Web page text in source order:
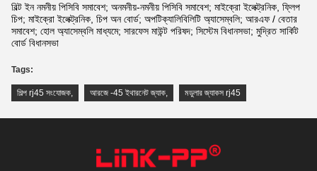
বিল্ট ইন নমনীয় পিসিবি সমাবেশ; অনমনীয়-নমনীয় পিসিবি সমাবেশ; মাইক্রো ইলেক্ট্রনিক, ফ্লিপ
চিপ; মাইক্রো ইলেক্ট্রনিক, চিপ অন বোর্ড; অপটিক্যালিবিলিটি অ্যাসেম্বলি; আরএফ / বেতার
সমাবেশ; হোল অ্যাসেম্বলি মাধ্যমে; সারফেস মাউন্ট পরিষদ; সিস্টেম বিধানসভা; মুদ্রিত সার্কিট
বোর্ড বিধানসভা
Tags:
শিল্প rj45 সংযোজক, আরজে -45 ইথারনেট জ্যাক, মডুলার জ্যাকস rj45